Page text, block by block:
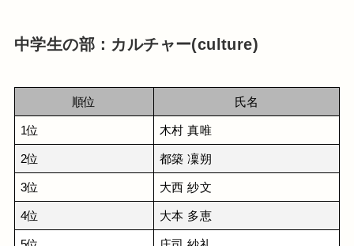
中学生の部：カルチャー(culture)
順位 氏名
1位 木村 真唯
2位 都築 凜朔
3位 大西 紗文
4位 大本 多恵